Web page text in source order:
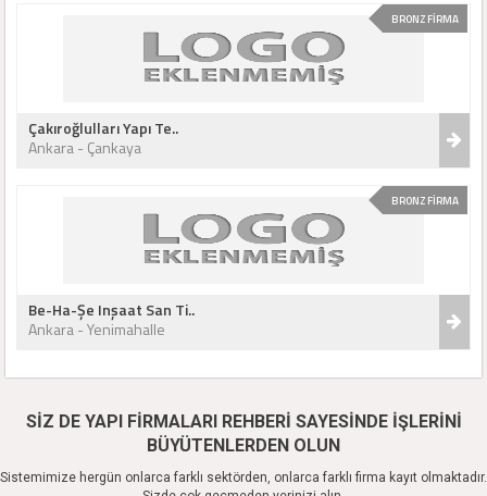
BRONZ FİRMA
Çakıroğlulları Yapı Te..
Ankara - Çankaya
BRONZ FİRMA
Be-Ha-Şe Inşaat San Ti..
Ankara - Yenimahalle
SİZ DE YAPI FİRMALARI REHBERİ SAYESİNDE İŞLERİNİ
BÜYÜTENLERDEN OLUN
Sistemimize hergün onlarca farklı sektörden, onlarca farklı firma kayıt olmaktadır.